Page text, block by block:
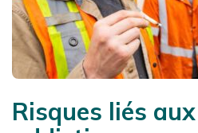
Risques liés